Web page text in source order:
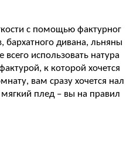
с помощью фактурног
бархатного дивана, льняны
использовать натура
к которой хочется
вам сразу хочется нал
мягкий плед – вы на правил